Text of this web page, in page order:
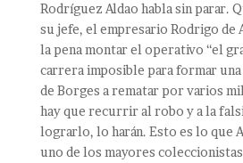
Rodríguez Aldao habla sin parar.
su jefe, el empresario Rodrigo de
la pena montar el operativo “el
carrera imposible para formar
de Borges a rematar por varios
hay que recurrir al robo y a la
lograrlo, lo harán. Esto es lo que
uno de los mayores